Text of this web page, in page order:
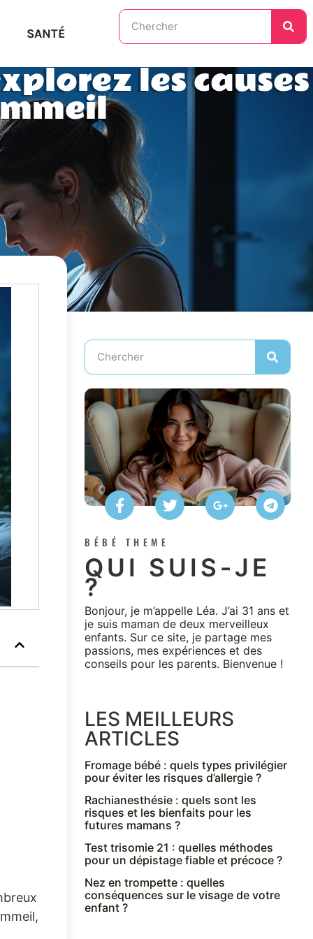
SANTÉ
les causes
BÉBÉ THEME
QUI SUIS-JE
?
Bonjour, je m’appelle Léa. J’ai 31 ans et
je suis maman de deux merveilleux
enfants. Sur ce site, je partage mes
passions, mes expériences et des
conseils pour les parents. Bienvenue !
LES MEILLEURS
ARTICLES
Fromage bébé : quels types privilégier
pour éviter les risques d’allergie ?
Rachianesthésie : quels sont les
risques et les bienfaits pour les
futures mamans ?
Test trisomie 21 : quelles méthodes
pour un dépistage fiable et précoce ?
Nez en trompette : quelles
conséquences sur le visage de votre
enfant ?